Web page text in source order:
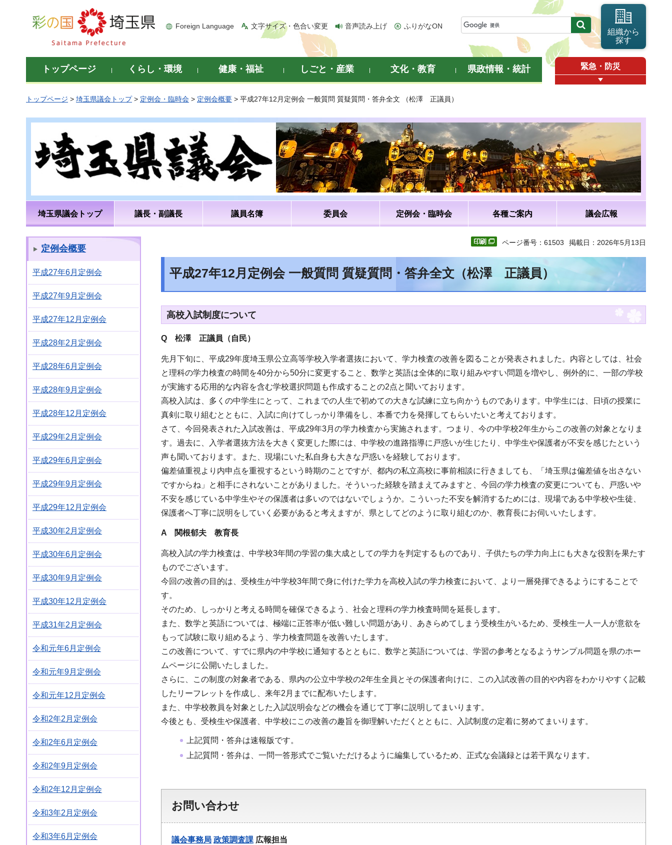
彩の国 埼玉県
Foreign Language 文字サイズ・色合い変更 音声読み上げ ふりがなON
組織から
探す
トップページ くらし・環境 健康・福祉 しごと・産業 文化・教育 県政情報・統計 緊急・防災
トップページ > 埼玉県議会トップ> 定例会・臨時会 > 定例会概要 > 平成27年12月定例会 一般質問 質疑質問・答弁全文 （松澤 正議員）
埼玉県議会トップ 議長・副議長 議員名簿 委員会 定例会・臨時会 各種ご案内 議会広報
定例会概要
平成27年6月定例会
平成27年9月定例会
平成27年12月定例会
平成28年2月定例会
平成28年6月定例会
平成28年9月定例会
平成28年12月定例会
平成29年2月定例会
平成29年6月定例会
平成29年9月定例会
平成29年12月定例会
平成30年2月定例会
平成30年6月定例会
平成30年9月定例会
平成30年12月定例会
平成31年2月定例会
令和元年6月定例会
令和元年9月定例会
令和元年12月定例会
令和2年2月定例会
令和2年6月定例会
令和2年9月定例会
令和2年12月定例会
令和3年2月定例会
令和3年6月定例会
ページ番号：61503 掲載日：2026年5月13日
平成27年12月定例会 一般質問 質疑質問・答弁全文（松澤 正議員）
高校入試制度について
Q 松澤 正議員（自民）
先月下旬に、平成29年度埼玉県公立高等学校入学者選抜において、学力検査の改善を図ることが発表されました。内容としては、社会
と理科の学力検査の時間を40分から50分に変更すること、数学と英語は全体的に取り組みやすい問題を増やし、例外的に、一部の学校
が実施する応用的な内容を含む学校選択問題も作成することの2点と聞いております。
高校入試は、多くの中学生にとって、これまでの人生で初めての大きな試練に立ち向かうものであります。中学生には、日頃の授業に
真剣に取り組むとともに、入試に向けてしっかり準備をし、本番で力を発揮してもらいたいと考えております。
さて、今回発表された入試改善は、平成29年3月の学力検査から実施されます。つまり、今の中学校2年生からこの改善の対象となりま
す。過去に、入学者選抜方法を大きく変更した際には、中学校の進路指導に戸惑いが生じたり、中学生や保護者が不安を感じたという
声も聞いております。また、現場にいた私自身も大きな戸惑いを経験しております。
偏差値重視より内申点を重視するという時期のことですが、都内の私立高校に事前相談に行きましても、「埼玉県は偏差値を出さない
ですからね」と相手にされないことがありました。そういった経験を踏まえてみますと、今回の学力検査の変更についても、戸惑いや
不安を感じている中学生やその保護者は多いのではないでしょうか。こういった不安を解消するためには、現場である中学校や生徒、
保護者へ丁寧に説明をしていく必要があると考えますが、県としてどのように取り組むのか、教育長にお伺いいたします。
A 関根郁夫 教育長
高校入試の学力検査は、中学校3年間の学習の集大成としての学力を判定するものであり、子供たちの学力向上にも大きな役割を果たす
ものでございます。
今回の改善の目的は、受検生が中学校3年間で身に付けた学力を高校入試の学力検査において、より一層発揮できるようにすることで
す。
そのため、しっかりと考える時間を確保できるよう、社会と理科の学力検査時間を延長します。
また、数学と英語については、極端に正答率が低い難しい問題があり、あきらめてしまう受検生がいるため、受検生一人一人が意欲を
もって試験に取り組めるよう、学力検査問題を改善いたします。
この改善について、すでに県内の中学校に通知するとともに、数学と英語については、学習の参考となるようサンプル問題を県のホー
ムページに公開いたしました。
さらに、この制度の対象者である、県内の公立中学校の2年生全員とその保護者向けに、この入試改善の目的や内容をわかりやすく記載
したリーフレットを作成し、来年2月までに配布いたします。
また、中学校教員を対象とした入試説明会などの機会を通じて丁寧に説明してまいります。
今後とも、受検生や保護者、中学校にこの改善の趣旨を御理解いただくとともに、入試制度の定着に努めてまいります。
上記質問・答弁は速報版です。
上記質問・答弁は、一問一答形式でご覧いただけるように編集しているため、正式な会議録とは若干異なります。
お問い合わせ
議会事務局 政策調査課 広報担当